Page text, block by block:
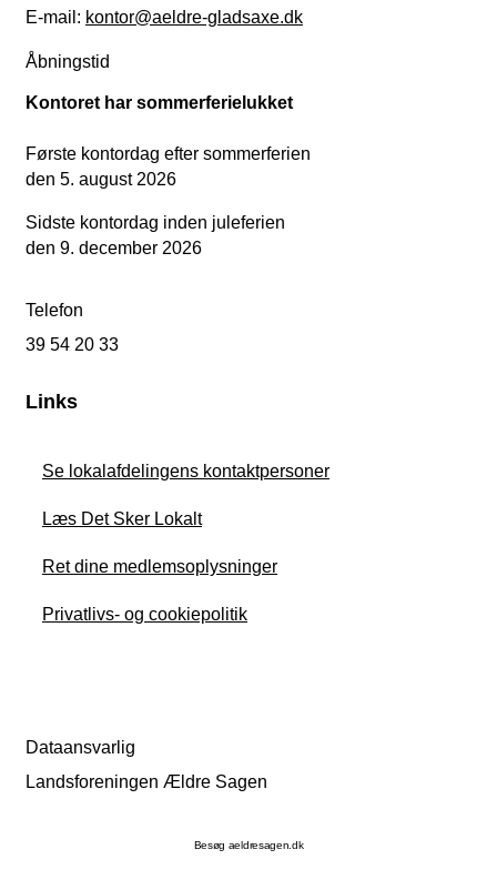
E-mail: kontor@aeldre-gladsaxe.dk
Åbningstid
Kontoret har sommerferielukket
Første kontordag efter sommerferien
den 5. august 2026
Sidste kontordag inden juleferien
den 9. december 2026
Telefon
39 54 20 33
Links
Se lokalafdelingens kontaktpersoner
Læs Det Sker Lokalt
Ret dine medlemsoplysninger
Privatlivs- og cookiepolitik
Dataansvarlig
Landsforeningen Ældre Sagen
Besøg aeldresagen.dk